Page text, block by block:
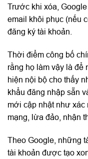
Trước khi xóa,
email khôi phục (nếu
đăng ký tài khoản.
Thời điểm công bố
rằng họ làm vậy là để
hiện nội bộ cho thấy
khẩu đăng nhập sẵn
mới cập nhật như xác
mạng, lừa đảo, nhận
Theo Google, những
tài khoản được tạo